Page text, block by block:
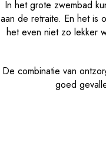
In het grote zwembad
aan de retraite. En het is
het even niet zo lekker
De combinatie van
goed